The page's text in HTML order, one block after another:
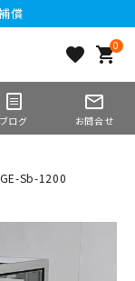
償
favorite 0
shopping_cart
ブログ
mail_outline
お問合せ
Sb-1200